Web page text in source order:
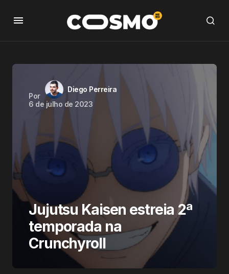
Por
Diego Perreira
6 de julho de 2023
Jujutsu Kaisen estreia 2ª
temporada na
Crunchyroll